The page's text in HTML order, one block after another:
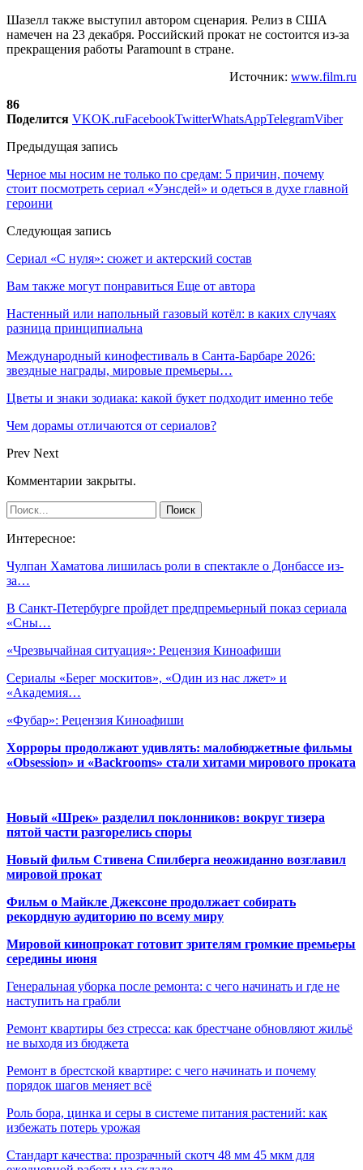
Шазелл также выступил автором сценария. Релиз в США
намечен на 23 декабря. Российский прокат не состоится из-за
прекращения работы Paramount в стране.
Источник: www.film.ru
86
Поделится VKOK.ruFacebookTwitterWhatsAppTelegramViber
Предыдущая запись
Черное мы носим не только по средам: 5 причин, почему
стоит посмотреть сериал «Уэнсдей» и одеться в духе главной
героини
Следующая запись
Сериал «С нуля»: сюжет и актерский состав
Вам также могут понравиться Еще от автора
Настенный или напольный газовый котёл: в каких случаях
разница принципиальна
Международный кинофестиваль в Санта-Барбаре 2026:
звездные награды, мировые премьеры…
Цветы и знаки зодиака: какой букет подходит именно тебе
Чем дорамы отличаются от сериалов?
Prev Next
Комментарии закрыты.
Интересное:
Чулпан Хаматова лишилась роли в спектакле о Донбассе из-
за…
В Санкт-Петербурге пройдет предпремьерный показ сериала
«Сны…
«Чрезвычайная ситуация»: Рецензия Киноафиши
Сериалы «Берег москитов», «Один из нас лжет» и
«Академия…
«Фубар»: Рецензия Киноафиши
Хорроры продолжают удивлять: малобюджетные фильмы
«Obsession» и «Backrooms» стали хитами мирового проката
Новый «Шрек» разделил поклонников: вокруг тизера
пятой части разгорелись споры
Новый фильм Стивена Спилберга неожиданно возглавил
мировой прокат
Фильм о Майкле Джексоне продолжает собирать
рекордную аудиторию по всему миру
Мировой кинопрокат готовит зрителям громкие премьеры
середины июня
Генеральная уборка после ремонта: с чего начинать и где не
наступить на грабли
Ремонт квартиры без стресса: как брестчане обновляют жильё
не выходя из бюджета
Ремонт в брестской квартире: с чего начинать и почему
порядок шагов меняет всё
Роль бора, цинка и серы в системе питания растений: как
избежать потерь урожая
Стандарт качества: прозрачный скотч 48 мм 45 мкм для